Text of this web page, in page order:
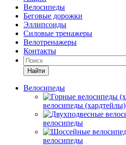
Велосипеды
Беговые дорожки
Эллипсоиды
Силовые тренажеры
Велотренажеры
Контакты
Найти
Велосипеды
велосипеды (хардтейлы)
велосипеды
велосипеды